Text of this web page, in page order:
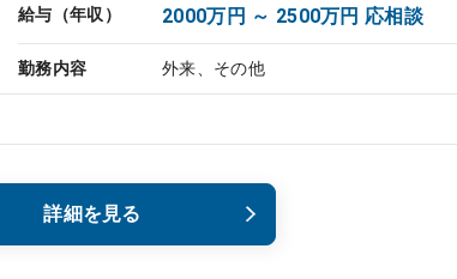
給与（年収） 2000万円 ～ 2500万円 応相談
勤務内容 外来、その他
詳細を見る